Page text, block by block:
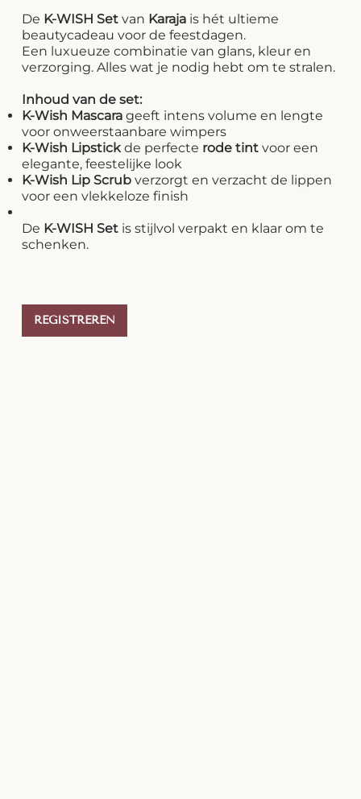
De K-WISH Set van Karaja is hét ultieme
beautycadeau voor de feestdagen.
Een luxueuze combinatie van glans, kleur en
verzorging. Alles wat je nodig hebt om te stralen.
Inhoud van de set:
K-Wish Mascara geeft intens volume en lengte
voor onweerstaanbare wimpers
K-Wish Lipstickde perfecte rode tint voor een
elegante, feestelijke look
K-Wish Lip Scrub verzorgt en verzacht de lippen
voor een vlekkeloze finish
De K-WISH Set is stijlvol verpakt en klaar om te
schenken.
REGISTREREN